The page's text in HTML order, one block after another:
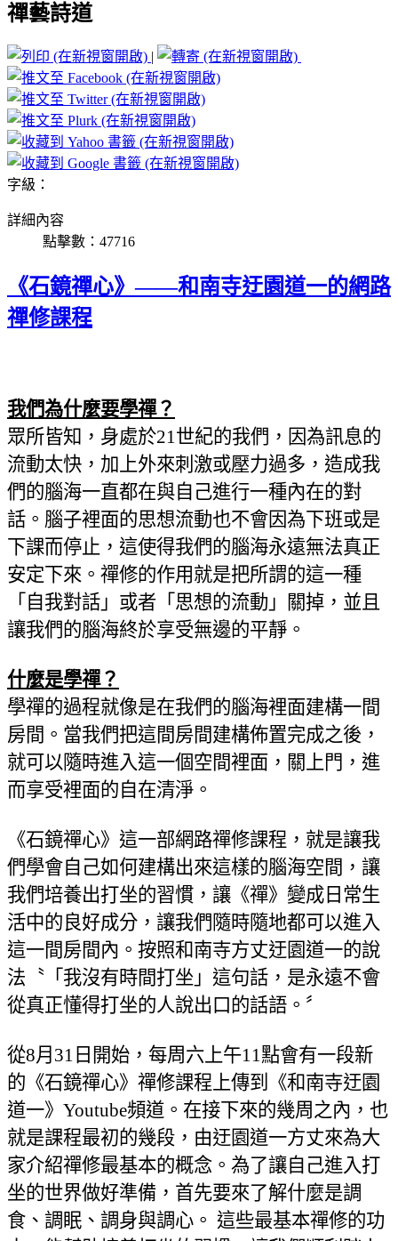
禪藝詩道
|
字級：
詳細內容
點擊數：47716
《石鏡禪心》——和南寺迂園道一的網路
禪修課程
我們為什麼要學禪？
眾所皆知，身處於21世紀的我們，因為訊息的
流動太快，加上外來刺激或壓力過多，造成我
們的腦海一直都在與自己進行一種內在的對
話。腦子裡面的思想流動也不會因為下班或是
下課而停止，這使得我們的腦海永遠無法真正
安定下來。禪修的作用就是把所謂的這一種
「自我對話」或者「思想的流動」關掉，並且
讓我們的腦海終於享受無邊的平靜。
什麼是學禪？
學禪的過程就像是在我們的腦海裡面建構一間
房間。當我們把這間房間建構佈置完成之後，
就可以隨時進入這一個空間裡面，關上門，進
而享受裡面的自在清淨。
《石鏡禪心》這一部網路禪修課程，就是讓我
們學會自己如何建構出來這樣的腦海空間，讓
我們培養出打坐的習慣，讓《禪》變成日常生
活中的良好成分，讓我們隨時隨地都可以進入
這一間房間內。按照和南寺方丈迂園道一的說
法 〝 「我沒有時間打坐」這句話，是永遠不會
從真正懂得打坐的人說出口的話語。 〞
從8月31日開始，每周六上午11點會有一段新
的《石鏡禪心》禪修課程上傳到《和南寺迂園
道一》Youtube頻道。在接下來的幾周之內，也
就是課程最初的幾段，由迂園道一方丈來為大
家介紹禪修最基本的概念。 為了讓自己進入打
坐的世界做好準備，首先要來了解什麼是調
食、調眠、調身與調心。 這些最基本禪修的功